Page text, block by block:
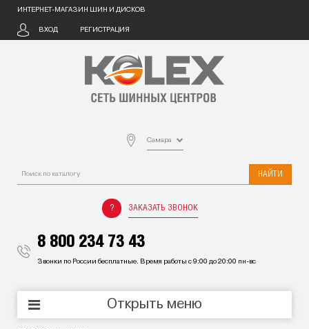
ИНТЕРНЕТ-МАГАЗИН ШИН И ДИСКОВ
ВХОД РЕГИСТРАЦИЯ
Самара
НАЙТИ
ЗАКАЗАТЬ ЗВОНОК
8 800 234 73 43
Звонки по России бесплатные. Время работы с 9:00 до 20:00 пн-вс
Открыть меню